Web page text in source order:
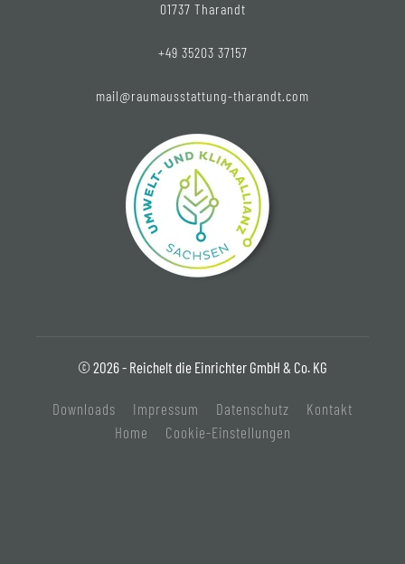
01737 Tharandt
+49 35203 37157
mail@raumausstattung-tharandt.com
© 2026 - Reichelt die Einrichter GmbH & Co. KG
Downloads Impressum Datenschutz
Kontakt
Home
Cookie-Einstellungen